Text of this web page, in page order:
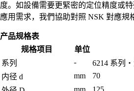
度。如設備需要更緊密的定位精度或
應用需求，我們協助對照 NSK 對應規
产品规格表
规格项目
单位
系列
-
6214 系列
内径 d
mm
70
mm 125